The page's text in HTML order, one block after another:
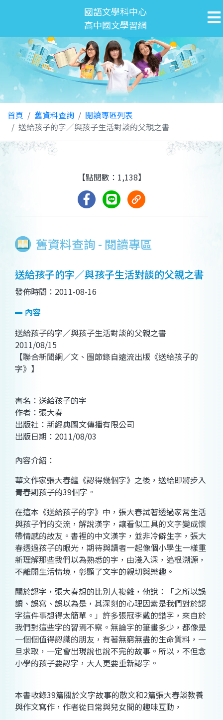
國語文學科中心
高中國文學習網
首頁 舊資料查詢
閱讀專區列表
送給孩子的字／與孩子生活對談的父親之書
舊資料查詢 - 閱讀專區
【點閱數：1,138】
送給孩子的字／與孩子生活對談的父親之書
發佈時間：2011-08-16
內容
送給孩子的字／與孩子生活對談的父親之書
2011/08/15
【聯合新聞網／文、圖節錄自遠流出版《送給孩子的
字》】
書名：送給孩子的字
作者：張大春
出版社：新經典圖文傳播有限公司
出版日期：2011/08/03
內容介紹：
華文作家張大春繼《認得幾個字》之後，送給即將步入
青春期孩子的39個字。
在這本《送給孩子的字》中，張大春試著透過家常生活
與孩子們的交流，解說漢字，讓看似工具的文字變成懷
帶情感的故友。書裡的中文漢字，並非冷僻生字，張大
春透過孩子的眼光，期待與讀者一起像個小學生一樣重
新理解那些我們以為熟悉的字，由淺入深，追根溯源，
不離開生活情境，彰顯了文字的親切與樂趣。
關於認字，張大春想的比別人複雜，他說：「之所以誤
讀、誤寫、誤以為是，其深刻的心理因素是我們對於認
字這件事想得太簡單。」許多張冠李戴的錯字，來自於
我們對這些字的習焉不察。無論字的筆畫多少，都像是
一個個值得認識的朋友，有著無窮無盡的生命質料，一
旦求取，一定會出現說也說不完的故事。所以，不但念
小學的孩子要認字，大人更要重新認字。
本書收錄39篇關於文字故事的散文和2篇張大春談教養
與作文寫作，作者從日常與兒女間的趣味互動，